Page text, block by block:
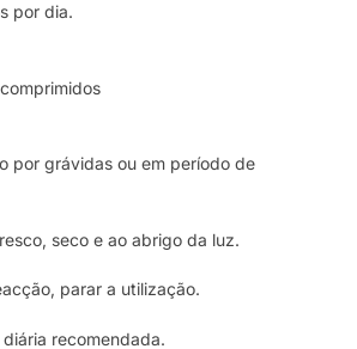
por dia.
por grávidas ou em período de
seco e ao abrigo da luz.
parar a utilização.
recomendada.